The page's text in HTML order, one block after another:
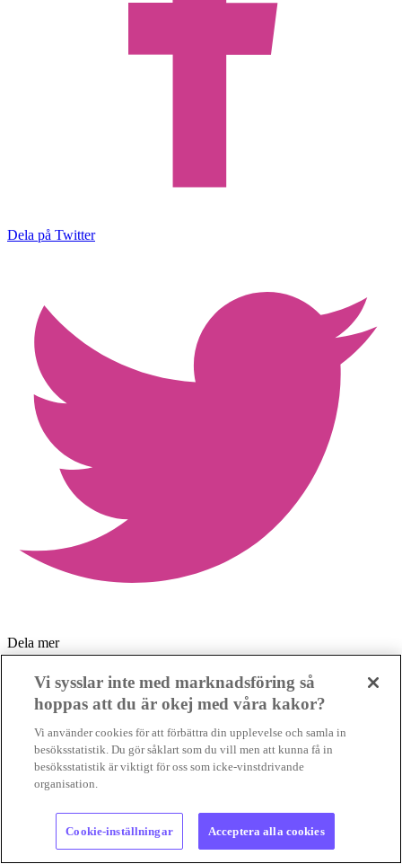
Dela på Twitter
Dela mer
Vi sysslar inte med marknadsföring så
hoppas att du är okej med våra kakor?
Vi använder cookies för att förbättra din upplevelse och samla in
besöksstatistik. Du gör såklart som du vill men att kunna få in
besöksstatistik är viktigt för oss som icke-vinstdrivande
organisation.
Cookie-inställningar Acceptera alla cookies